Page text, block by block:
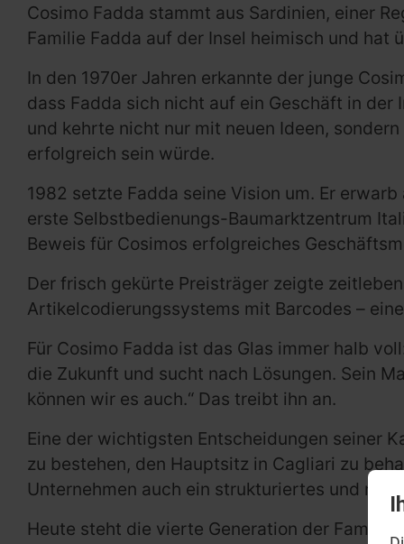
Cosimo Fadda stammt aus Sardinien, einer
Familie Fadda auf der Insel heimisch und
In den 1970er Jahren erkannte der junge
dass Fadda sich nicht auf ein Geschäft in
und kehrte nicht nur mit neuen Ideen,
erfolgreich sein würde.
1982 setzte Fadda seine Vision um. Er
erste Selbstbedienungs-Baumarktzentrum
Beweis für Cosimos erfolgreiches
Der frisch gekürte Preisträger zeigte
Artikelcodierungssystems mit Barcodes –
Für Cosimo Fadda ist das Glas immer halb
die Zukunft und sucht nach Lösungen. Sein
können wir es auch.“ Das treibt ihn an.
Eine der wichtigsten Entscheidungen seiner
zu bestehen, den Hauptsitz in Cagliari zu
Unternehmen auch ein strukturiertes und
Heute steht die vierte Generation der Familie